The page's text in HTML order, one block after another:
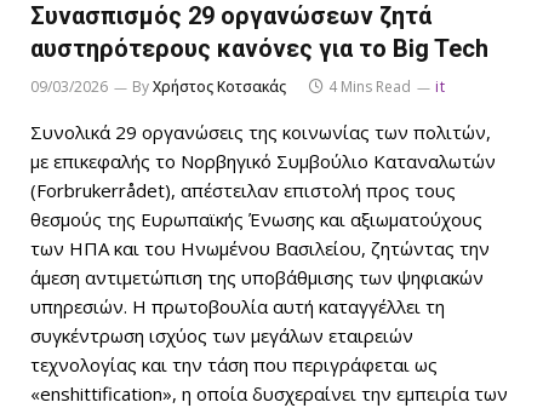
Συνασπισμός 29 οργανώσεων ζητά
αυστηρότερους κανόνες για το Big Tech
09/03/2026 ByΧρήστος Κοτσακάς 4 Mins Read it
Συνολικά 29 οργανώσεις της κοινωνίας των πολιτών,
με επικεφαλής το Νορβηγικό Συμβούλιο Καταναλωτών
(Forbrukerrådet), απέστειλαν επιστολή προς τους
θεσμούς της Ευρωπαϊκής Ένωσης και αξιωματούχους
των ΗΠΑ και του Ηνωμένου Βασιλείου, ζητώντας την
άμεση αντιμετώπιση της υποβάθμισης των ψηφιακών
υπηρεσιών. Η πρωτοβουλία αυτή καταγγέλλει τη
συγκέντρωση ισχύος των μεγάλων εταιρειών
τεχνολογίας και την τάση που περιγράφεται ως
«enshittification», η οποία δυσχεραίνει την εμπειρία των